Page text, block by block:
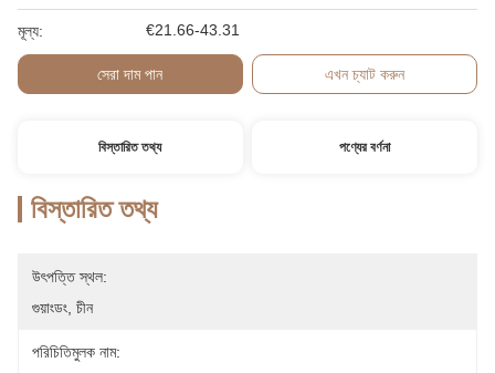
মূল্য: €21.66-43.31
সেরা দাম পান এখন চ্যাট করুন
বিস্তারিত তথ্য পণ্যের বর্ণনা
বিস্তারিত তথ্য
উৎপত্তি স্থল:
গুয়াংডং, চীন
পরিচিতিমুলক নাম: